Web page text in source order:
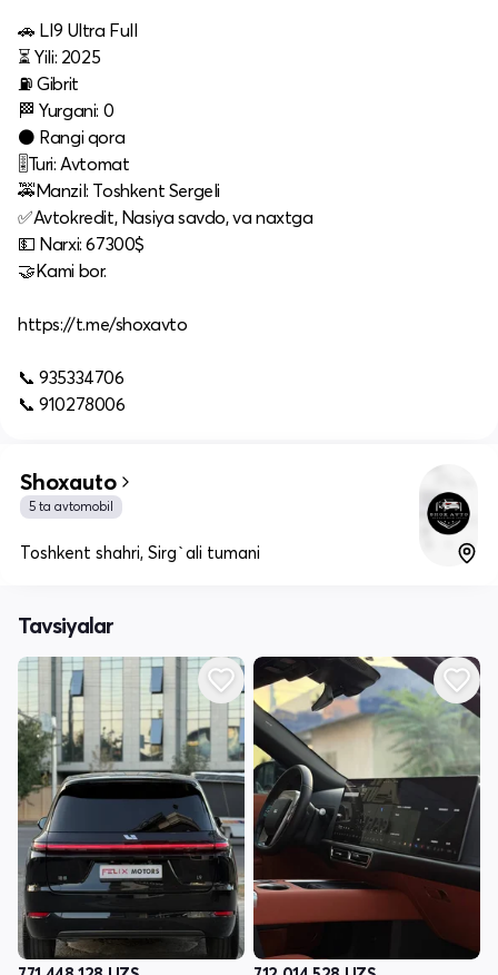
🚗 LI9 Ultra Full
⏳ Yili: 2025
⛽️ Gibrit
🏁 Yurgani: 0
⚫ Rangi qora
🎚️Turi: Avtomat
🚕Manzil: Toshkent Sergeli
✅Avtokredit, Nasiya savdo, va naxtga
💵 Narxi: 67300$
🤝Kami bor.
https://t.me/shoxavto
📞 935334706
📞 910278006
Shoxauto
5 ta avtomobil
Toshkent shahri, Sirg`ali tumani
Tavsiyalar